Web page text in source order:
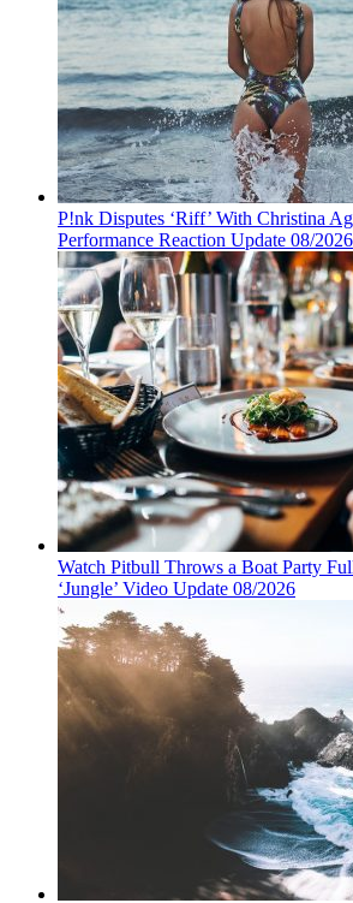
P!nk Disputes ‘Riff’ With Christina
Performance Reaction Update 08/2026
Watch Pitbull Throws a Boat Party
‘Jungle’ Video Update 08/2026